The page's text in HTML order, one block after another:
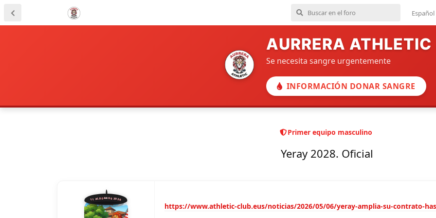
Español
AURRERA ATHLETIC
Se necesita sangre urgentemente
INFORMACIÓN DONAR SANGRE
Primer equipo masculino
Yeray 2028. Oficial
11 ALDEANOS 2026
https://www.athletic-club.eus/noticias/2026/05/06/yeray-amplia-su-contrato-